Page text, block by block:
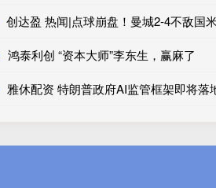
鸿泰利创 “资本大师”李东生，赢麻了